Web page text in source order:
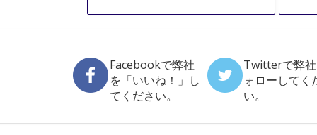
Facebookで弊社
を「いいね！」し
てください。
Twitterで弊
ォローしてく
い。